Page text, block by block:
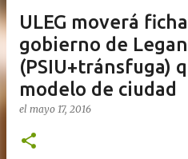
ULEG moverá
gobierno de
(PSIU+tránsfuga)
modelo de ciudad
el mayo 17, 2016